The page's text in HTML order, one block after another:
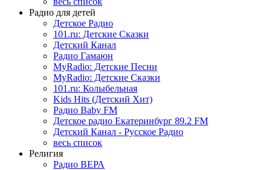
Радио для детей
Детское Радио
101.ru: Детские Сказки
Детский Канал
Радио Гамаюн
MyRadio: Детские Песни
MyRadio: Детские Сказки
101.ru: Колыбельная
Kids Hits (Детский Хит)
Радио Baby FM
Детское радио Екатеринбург 89.2 FM
Детский Канал - Русское Радио
весь список
Религия
Радио ВЕРА